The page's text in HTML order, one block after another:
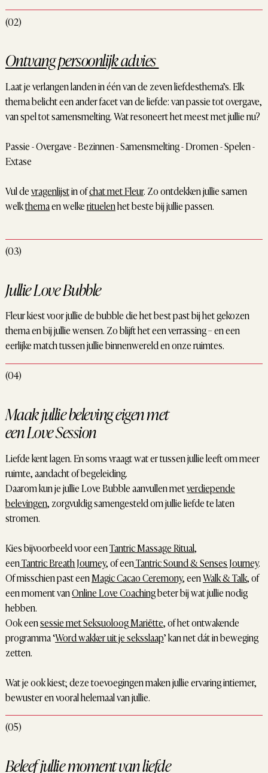
(02)
Ontvang persoonlijk advies
Laat je verlangen landen in één van de zeven liefdesthema’s. Elk
thema belicht een ander facet van de liefde: van passie tot overgave,
van spel tot samensmelting. Wat resoneert het meest met jullie nu?
Passie - Overgave - Bezinnen - Samensmelting - Dromen - Spelen -
Extase
Vul devragenlijstin ofchat met Fleur. Zo ontdekken jullie samen
welkthemaen welkerituelenhet beste bij jullie passen.
(03)
Jullie Love Bubble
Fleur kiest voor jullie de bubble die het best past bij het gekozen
thema en bij jullie wensen. Zo blijft het een verrassing – en een
eerlijke match tussen jullie binnenwereld en onze ruimtes.
(04)
Maak jullie beleving eigen met
een Love Session
Liefde kent lagen. En soms vraagt wat er tussen jullie leeft om meer
ruimte, aandacht of begeleiding.
Daarom kun je jullie Love Bubble aanvullen metverdiepende
belevingen, zorgvuldig samengesteld om jullie liefde te laten
stromen.
Kies bijvoorbeeld voor eenTantric Massage Ritual,
eenTantric Breath Journey, of eenTantric Sound & Senses Journey.
Of misschien past eenMagic Cacao Ceremony, eenWalk & Talk, of
een moment vanOnline Love Coachingbeter bij wat jullie nodig
hebben.
Ook eensessie met Seksuoloog Mariëtte, of het ontwakende
programma ‘Word wakker uit je seksslaap’ kan net dát in beweging
zetten.
Wat je ook kiest; deze toevoegingen maken jullie ervaring intiemer,
bewuster en vooral helemaal van jullie.
(05)
Beleef jullie moment van liefde